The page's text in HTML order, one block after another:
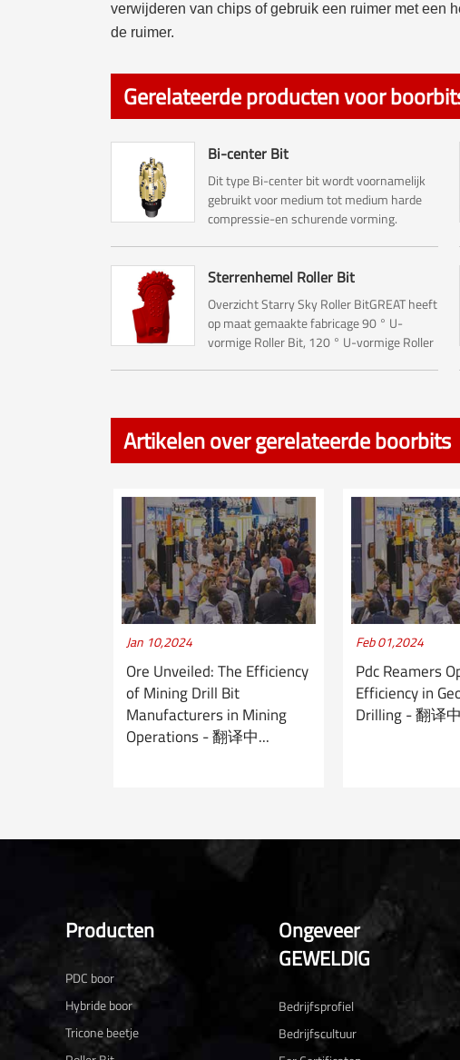
verwijderen van chips of gebruik een ruimer met een
de ruimer.
Gerelateerde producten voor
Bi-center Bit
Dit type Bi-center bit wordt voornamelijk
gebruikt voor medium tot medium harde
compressie-en schurende vorming.
Sterrenhemel Roller Bit
Overzicht Starry Sky Roller BitGREAT heeft
op maat gemaakte fabricage 90 ° U-
vormige Roller Bit, 120 ° U-vormige Roller
Artikelen over gerelateerde boorbits
Jan 10,2024
Ore Unveiled: The Efficiency
of Mining Drill Bit
Manufacturers in Mining
Operations - 翻译中...
Feb 01,2024
Pdc Reamers
Efficiency in
Drilling - 翻译
Producten
PDC boor
Hybride boor
Tricone beetje
Ongeveer
GEWELDIG
Bedrijfsprofiel
Bedrijfscultuur